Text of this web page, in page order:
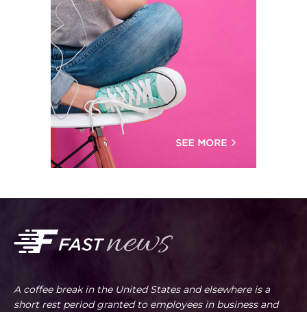
A coffee break in the United States and elsewhere is a
short rest period granted to employees in business and